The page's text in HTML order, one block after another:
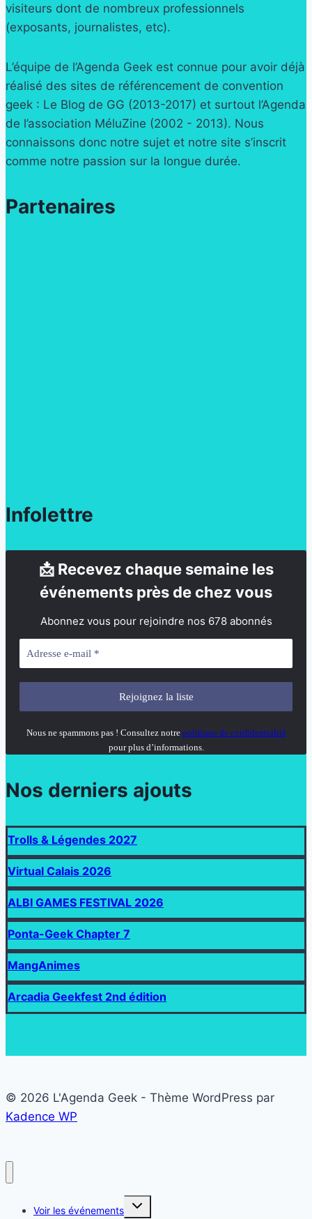
visiteurs dont de nombreux professionnels
(exposants, journalistes, etc).
L’équipe de l’Agenda Geek est connue pour avoir déjà
réalisé des sites de référencement de convention
geek : Le Blog de GG (2013-2017) et surtout l’Agenda
de l’association MéluZine (2002 - 2013). Nous
connaissons donc notre sujet et notre site s’inscrit
comme notre passion sur la longue durée.
Partenaires
Infolettre
📩 Recevez chaque semaine les
événements près de chez vous
Abonnez vous pour rejoindre nos 678 abonnés
Nous ne spammons pas ! Consultez notre politique de confidentialité
pour plus d’informations.
Nos derniers ajouts
Trolls & Légendes 2027
Virtual Calais 2026
ALBI GAMES FESTIVAL 2026
Ponta-Geek Chapter 7
MangAnimes
Arcadia Geekfest 2nd édition
© 2026 L'Agenda Geek - Thème WordPress par
Kadence WP
Voir les événements
Ouvrir/fermer